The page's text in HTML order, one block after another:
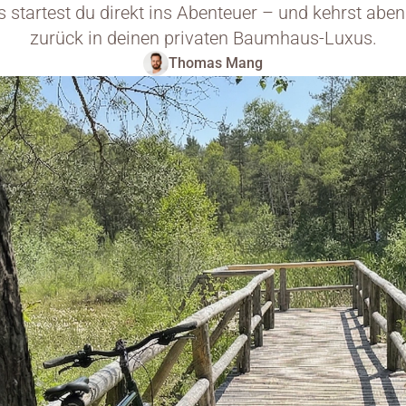
startest du direkt ins Abenteuer – und kehrst
zurück in deinen privaten Baumhaus-Luxus.
Thomas Mang